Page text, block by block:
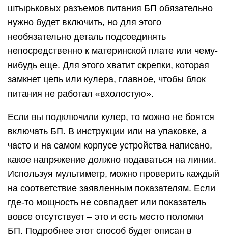
штырьковых разъемов питания БП обязательно
нужно будет включить, но для этого
необязательно деталь подсоединять
непосредственно к материнской плате или чему-
нибудь еще. Для этого хватит скрепки, которая
замкнет цепь или кулера, главное, чтобы блок
питания не работал «вхолостую».
Если вы подключили кулер, то можно не боятся
включать БП. В инструкции или на упаковке, а
часто и на самом корпусе устройства написано,
какое напряжение должно подаваться на линии.
Используя мультиметр, можно проверить каждый
на соответствие заявленным показателям. Если
где-то мощность не совпадает или показатель
вовсе отсутствует – это и есть место поломки
БП. Подробнее этот способ будет описан в